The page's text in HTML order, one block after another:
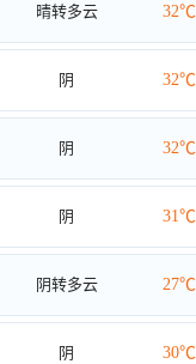
晴转多云 32℃
阴 32℃
阴 32℃
阴 31℃
阴转多云 27℃
阴 30℃